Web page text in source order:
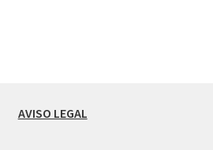
AVISO LEGAL